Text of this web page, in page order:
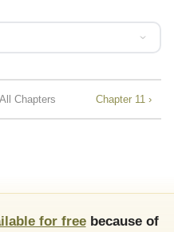
Chapters Chapter 11 ›
for freebecause of